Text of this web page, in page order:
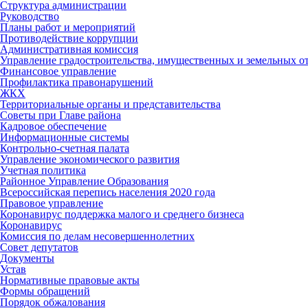
Структура администрации
Руководство
Планы работ и мероприятий
Противодействие коррупции
Административная комиссия
Управление градостроительства, имущественных и земельных
Финансовое управление
Профилактика правонарушений
ЖКХ
Территориальные органы и представительства
Советы при Главе района
Кадровое обеспечение
Информационные системы
Контрольно-счетная палата
Управление экономического развития
Учетная политика
Районное Управление Образования
Всероссийская перепись населения 2020 года
Правовое управление
Коронавирус поддержка малого и среднего бизнеса
Коронавирус
Комиссия по делам несовершеннолетних
Совет депутатов
Документы
Устав
Нормативные правовые акты
Формы обращений
Порядок обжалования